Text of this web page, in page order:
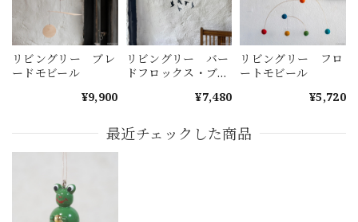
リビングリー ブレ
ードモビール
¥9,900
リビングリー バー
ドフロックス・ブラ
¥7,480
リビングリー フロ
ートモビール
¥5,720
最近チェックした商品